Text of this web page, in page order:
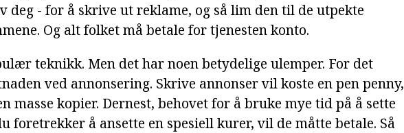
deg - for å skrive ut reklame, og så lim den til de utpekte
Og alt folket må betale for tjenesten konto.
teknikk. Men det har noen betydelige ulemper. For det
ved annonsering. Skrive annonser vil koste en pen penny,
masse kopier. Dernest, behovet for å bruke mye tid på å sette
foretrekker å ansette en spesiell kurer, vil de måtte betale. Så